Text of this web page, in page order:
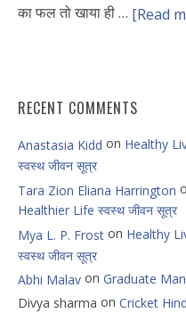
का फल तो खाया ही … [Read
RECENT COMMENTS
Anastasia Kidd on Healthy
स्वस्थ जीवन सूत्र
Tara Zion Eliana Harrington
Healthier Life स्वस्थ जीवन सूत्र
Mya L. P. Frost on Healthy
स्वस्थ जीवन सूत्र
Abhi Malav on Graduate
Divya sharma on Cricket